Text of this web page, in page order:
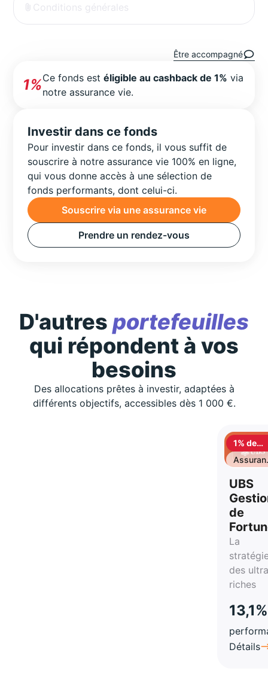
Conditions générales
Être accompagné
1%Ce fonds estéligible au cashback de 1% via
notre assurance vie.
Investir dans ce fonds
Pour investir dans ce fonds, il vous suffit de
souscrire à notre assurance vie 100% en ligne,
qui vous donne accès à une sélection de
fonds performants, dont celui-ci.
Souscrire via une assurance vie
Prendre un rendez-vous
D'autres portefeuilles
qui répondent à vos
besoins
Des allocations prêtes à investir, adaptées à
différents objectifs, accessibles dès 1 000 €.
1% de
UBS
de
La
des
riches
13,1%
Détails